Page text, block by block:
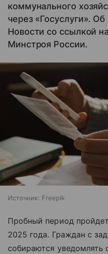
коммунального
через «Госуслуги».
Новости со ссылкой
Минстроя России.
Источник: Freepik
Пробный период
2025 года. Граждан с
собираются уведомлять